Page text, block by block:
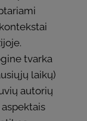
tvarka
laikų)
autorių